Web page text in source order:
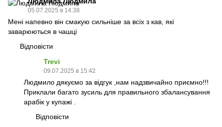
05.07.2025 в 14:38
Мені напевно він смакую сильніше за всіх з кав, які
заварюються в чашці
Відповісти
Trevi
09.07.2025 в 15:42
Людмило дякуємо за відгук ,нам надзвичайно приємно!!!
Приклали багато зусиль для правильного збалансування
арабік у купажі .
Відповісти